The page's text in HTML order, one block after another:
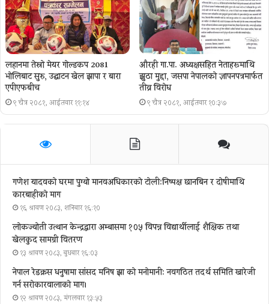
लहानमा तेस्रो मेयर गोल्डकप 2081
भोलिबाट सुरु, उद्घाटन खेल झापा र बारा
एपीएफबीच
९ चैत्र २०८१, आईतवार ११:१४
औरही गा.पा. अध्यक्षसहित नेताहरूमाथि
झुठा मुद्दा, जसपा नेपालको ज्ञापनपत्रमार्फत
तीव्र विरोध
९ चैत्र २०८१, आईतवार १०:३७
गणेश यादवको घरमा पुग्याे मानवअधिकारकाे टोली:निष्पक्ष छानबिन र दोषीमाथि
कारबाहीको माग
१६ श्रावण २०८३, शनिबार १६:१०
लोकज्योती उत्थान केन्द्रद्वारा अम्बासमा १०५ विपन्न विद्यार्थीलाई शैक्षिक तथा
खेलकुद सामग्री वितरण
१३ श्रावण २०८३, बुधबार १६:०३
नेपाल रेडक्रस धनुषामा सांसद मनिष झा को मनोमानी: नवगठित तदर्थ समिति खारेजी
गर्न सरोकारवालाको माग।
१२ श्रावण २०८३, मंगलवार १३:५३